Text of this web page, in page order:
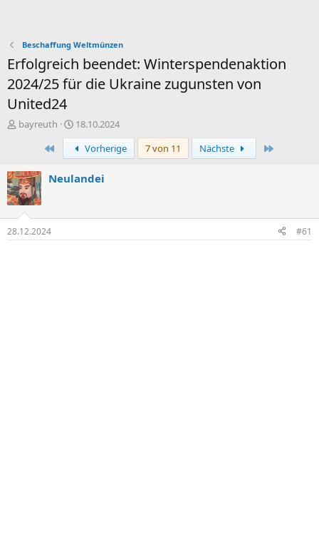
Beschaffung Weltmünzen
Erfolgreich beendet: Winterspendenaktion
2024/25 für die Ukraine zugunsten von
United24
E
e
l
l
e
r
bayreuth
E
r
s
t
e
m
18.10.2024
Erste
Vorherige 7 von 11 Nächste
Neulandei
28.12.2024 #61